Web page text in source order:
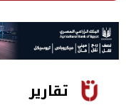
تقارير